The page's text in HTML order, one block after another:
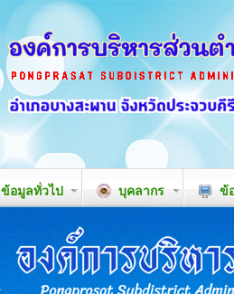
ข้อมูลทั่วไป บุคลากร ข้